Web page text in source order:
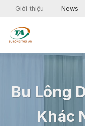
Skip
content
Giới thiệu News
Bu Lông
Khác